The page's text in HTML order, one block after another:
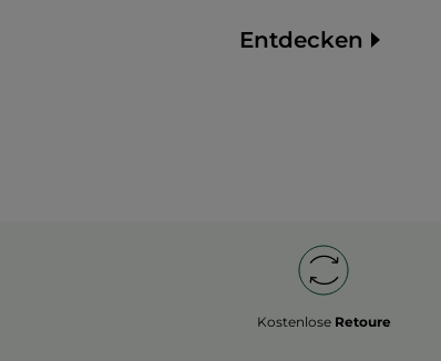
Entdecken
Kostenlose Retoure